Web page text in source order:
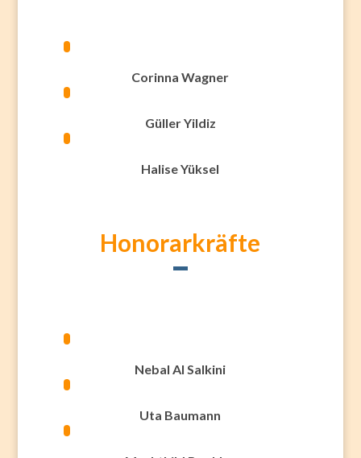
Corinna Wagner
Güller Yildiz
Halise Yüksel
Honorarkräfte
Nebal Al Salkini
Uta Baumann